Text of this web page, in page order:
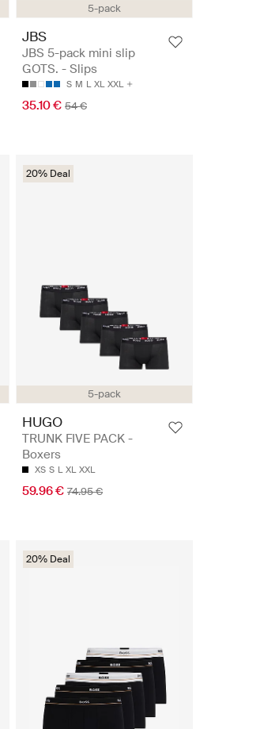
5-pack
JBS
JBS 5-pack mini slip
GOTS. - Slips
S M L XL XXL
35.10 € 54 €
5-pack
20% Deal
HUGO
TRUNK FIVE PACK -
Boxers
XS S L XL XXL
59.96 € 74.95 €
20% Deal